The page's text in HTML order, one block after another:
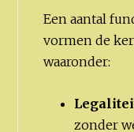
Een aantal
vormen de
waaronder:
zonder